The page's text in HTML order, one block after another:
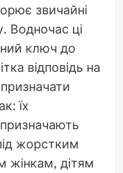
звичайні
Водночас ці
ключ до
відповідь на
їх
жорстким
жінкам, дітям